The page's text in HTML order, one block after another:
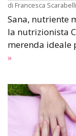
di Francesca Scarabelli
Sana, nutriente
la nutrizionista
merenda ideale
»